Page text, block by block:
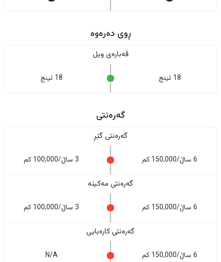
ڕوی دەرەوە
قەبارەی ویل
18 ئینج 18 ئینج
گەرەنتی
گەرەنتی گێڕ
6 ساڵ/150,000 کم 3 ساڵ/100,000 کم
گەرەنتی مەکینە
6 ساڵ/150,000 کم 3 ساڵ/100,000 کم
گەرەنتی کارەبایی
6 ساڵ/150,000 کم N/A